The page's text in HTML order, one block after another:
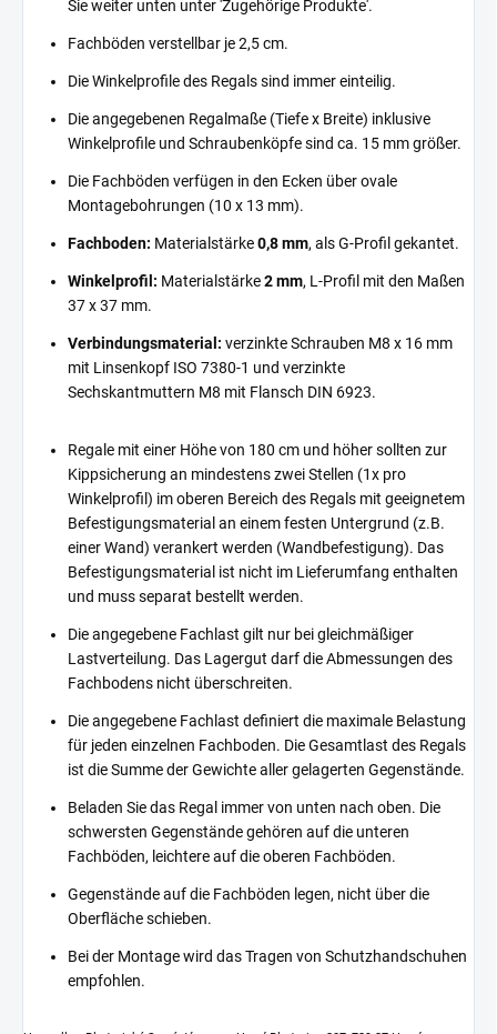
Sie weiter unten unter 'Zugehörige Produkte'.
Fachböden verstellbar je 2,5 cm.
Die Winkelprofile des Regals sind immer einteilig.
Die angegebenen Regalmaße (Tiefe x Breite) inklusive
Winkelprofile und Schraubenköpfe sind ca. 15 mm größer.
Die Fachböden verfügen in den Ecken über ovale
Montagebohrungen (10 x 13 mm).
Fachboden: Materialstärke0,8 mm, als G-Profil gekantet.
Winkelprofil: Materialstärke2 mm, L-Profil mit den Maßen
37 x 37 mm.
Verbindungsmaterial: verzinkte Schrauben M8 x 16 mm
mit Linsenkopf ISO 7380-1 und verzinkte
Sechskantmuttern M8 mit Flansch DIN 6923.
Regale mit einer Höhe von 180 cm und höher sollten zur
Kippsicherung an mindestens zwei Stellen (1x pro
Winkelprofil) im oberen Bereich des Regals mit geeignetem
Befestigungsmaterial an einem festen Untergrund (z.B.
einer Wand) verankert werden (Wandbefestigung). Das
Befestigungsmaterial ist nicht im Lieferumfang enthalten
und muss separat bestellt werden.
Die angegebene Fachlast gilt nur bei gleichmäßiger
Lastverteilung. Das Lagergut darf die Abmessungen des
Fachbodens nicht überschreiten.
Die angegebene Fachlast definiert die maximale Belastung
für jeden einzelnen Fachboden. Die Gesamtlast des Regals
ist die Summe der Gewichte aller gelagerten Gegenstände.
Beladen Sie das Regal immer von unten nach oben. Die
schwersten Gegenstände gehören auf die unteren
Fachböden, leichtere auf die oberen Fachböden.
Gegenstände auf die Fachböden legen, nicht über die
Oberfläche schieben.
Bei der Montage wird das Tragen von Schutzhandschuhen
empfohlen.